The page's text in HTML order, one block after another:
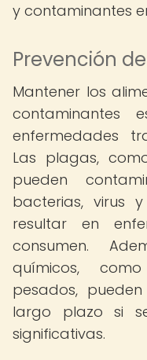
y contaminantes
Prevención
Mantener los
contaminantes
enfermedades
Las plagas,
pueden
bacterias, virus
resultar en
consumen.
químicos,
pesados,
largo plazo si
significativas.